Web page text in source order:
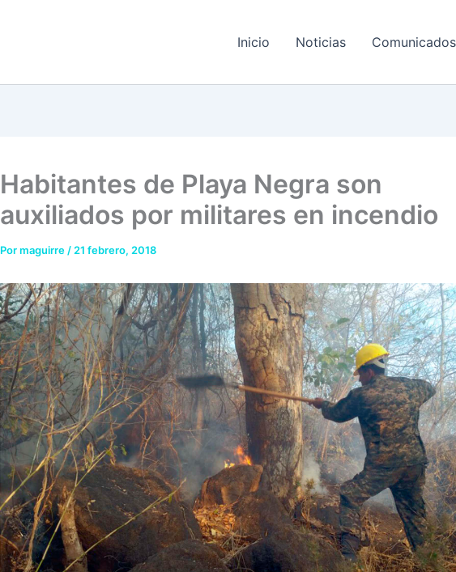
Inicio Noticias Comunicados
Habitantes de Playa Negra son
auxiliados por militares en incendio
Pormaguirre / 21 febrero, 2018